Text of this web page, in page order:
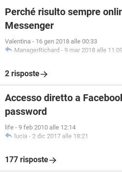
Perché risulto sempre
Messenger
Valentina - 16 gen 2018 alle 00:33
ManagerRichard - 9 mar 2018 alle
2 risposte
Accesso diretto a
password
life - 9 feb 2010 alle 12:14
lucia - 2 dic 2017 alle 18:21
177 risposte